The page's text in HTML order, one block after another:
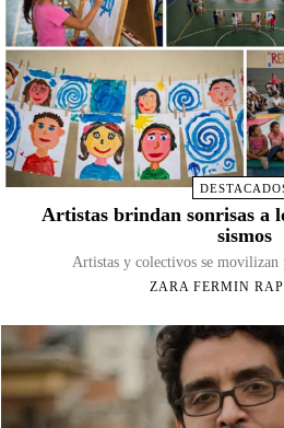
Artistas brindan sonrisas a
sismos
Artistas y colectivos se movilizan
ZARA FERMIN